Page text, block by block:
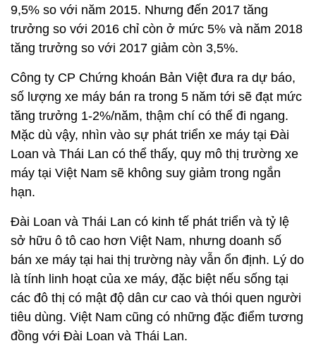
9,5% so với năm 2015. Nhưng đến 2017 tăng
trưởng so với 2016 chỉ còn ở mức 5% và năm 2018
tăng trưởng so với 2017 giảm còn 3,5%.
Công ty CP Chứng khoán Bản Việt đưa ra dự báo,
số lượng xe máy bán ra trong 5 năm tới sẽ đạt mức
tăng trưởng 1-2%/năm, thậm chí có thể đi ngang.
Mặc dù vậy, nhìn vào sự phát triển xe máy tại Đài
Loan và Thái Lan có thể thấy, quy mô thị trường xe
máy tại Việt Nam sẽ không suy giảm trong ngắn
hạn.
Đài Loan và Thái Lan có kinh tế phát triển và tỷ lệ
sở hữu ô tô cao hơn Việt Nam, nhưng doanh số
bán xe máy tại hai thị trường này vẫn ổn định. Lý do
là tính linh hoạt của xe máy, đặc biệt nếu sống tại
các đô thị có mật độ dân cư cao và thói quen người
tiêu dùng. Việt Nam cũng có những đặc điểm tương
đồng với Đài Loan và Thái Lan.